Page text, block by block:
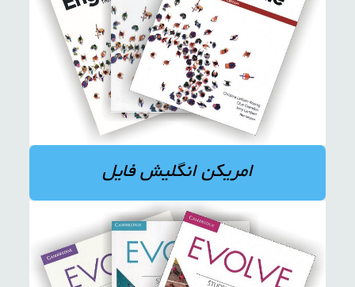
امریکن انگلیش فایل